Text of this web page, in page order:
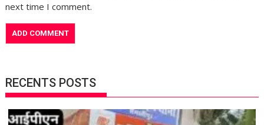
next time I comment.
RECENTS POSTS